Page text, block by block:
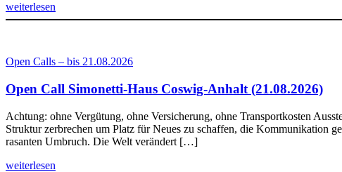
weiterlesen
Open Calls – bis 21.08.2026
Open Call Simonetti-Haus Coswig-Anhalt (21.08.2026)
Achtung: ohne Vergütung, ohne Versicherung, ohne Transportkosten
Struktur zerbrechen um Platz für Neues zu schaffen, die Kommunikation
rasanten Umbruch. Die Welt verändert […]
weiterlesen